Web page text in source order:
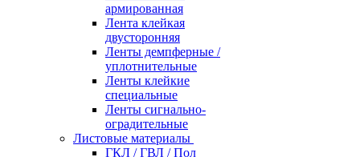
армированная
Лента клейкая
двусторонняя
Ленты демпферные /
уплотнительные
Ленты клейкие
специальные
Ленты сигнально-
оградительные
Листовые материалы
ГКЛ / ГВЛ / Пол